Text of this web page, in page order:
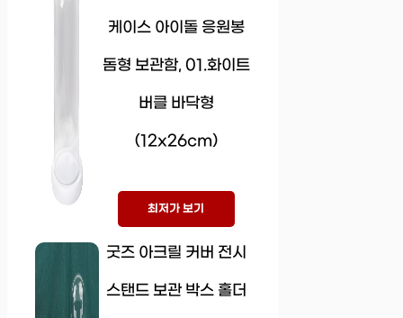
케이스 아이돌 응원봉
돔형 보관함, 01.화이트
버클 바닥형
(12x26cm)
최저가 보기
굿즈 아크릴 커버 전시
스탠드 보관 박스 홀더